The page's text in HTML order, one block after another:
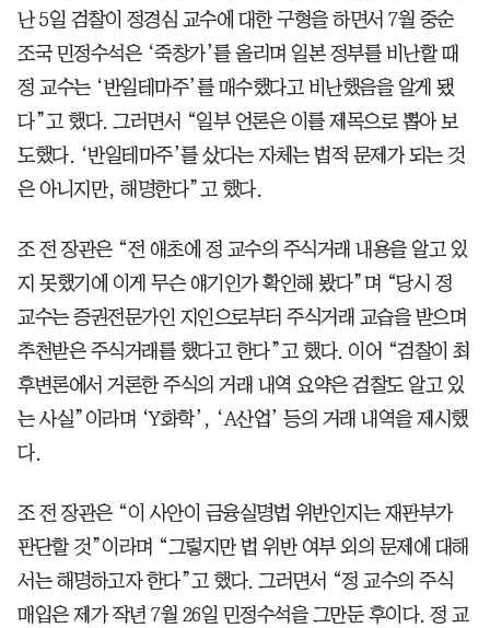
난 5일 검찰이 정경심 교수에 대한 구형을 하면서 7월 중순
조국 민정수석은 ‘죽창가’를 올리며 일본 정부를 비난할 때
정 교수는 ‘반일테마주’를 매수했다고 비난했음을 알게 됐
다”고 했다. 그러면서 “일부 언론은 이를 제목으로 뽑아 보
도했다. ‘반일테마주’를 샀다는 자체는 법적 문제가 되는 것
은 아니지만, 해명한다”고 했다.
조 전 장관은 “전 애초에 정 교수의 주식거래 내용을 알고 있
지 못했기에 이게 무슨 얘기인가 확인해 봤다”며 “당시 정
교수는 증권전문가인 지인으로부터 주식거래 교습을 받으며
추천받은 주식거래를 했다고 한다”고 했다. 이어 “검찰이 최
후변론에서 거론한 주식의 거래 내역 요약은 검찰도 알고 있
는 사실”이라며 ‘Y화학’, ‘A산업’ 등의 거래 내역을 제시했
다.
조 전 장관은 “이 사안이 금융실명법 위반인지는 재판부가
판단할 것”이라며 “그렇지만 법 위반 여부 외의 문제에 대해
서는 해명하고자 한다”고 했다. 그러면서 “정 교수의 주식
매입은 제가 작년 7월 26일 민정수석을 그만둔 후이다. 정 교